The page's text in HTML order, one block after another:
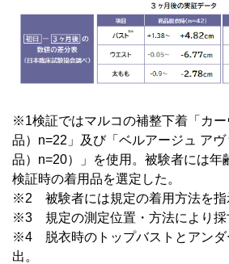
※1検証ではマルコの補整下着「カ
品）n=22」及び「ベルアージュ ア
品）n=20）」を使用。被験者には年
検証時の着用品を選定した。
※2 被験者には規定の着用方法を指
※3 規定の測定位置・方法により採
※4 脱衣時のトップバストとアンダ
出。